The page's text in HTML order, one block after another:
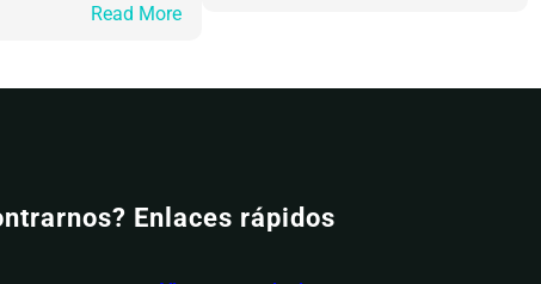
Read More
Enlaces rápidos